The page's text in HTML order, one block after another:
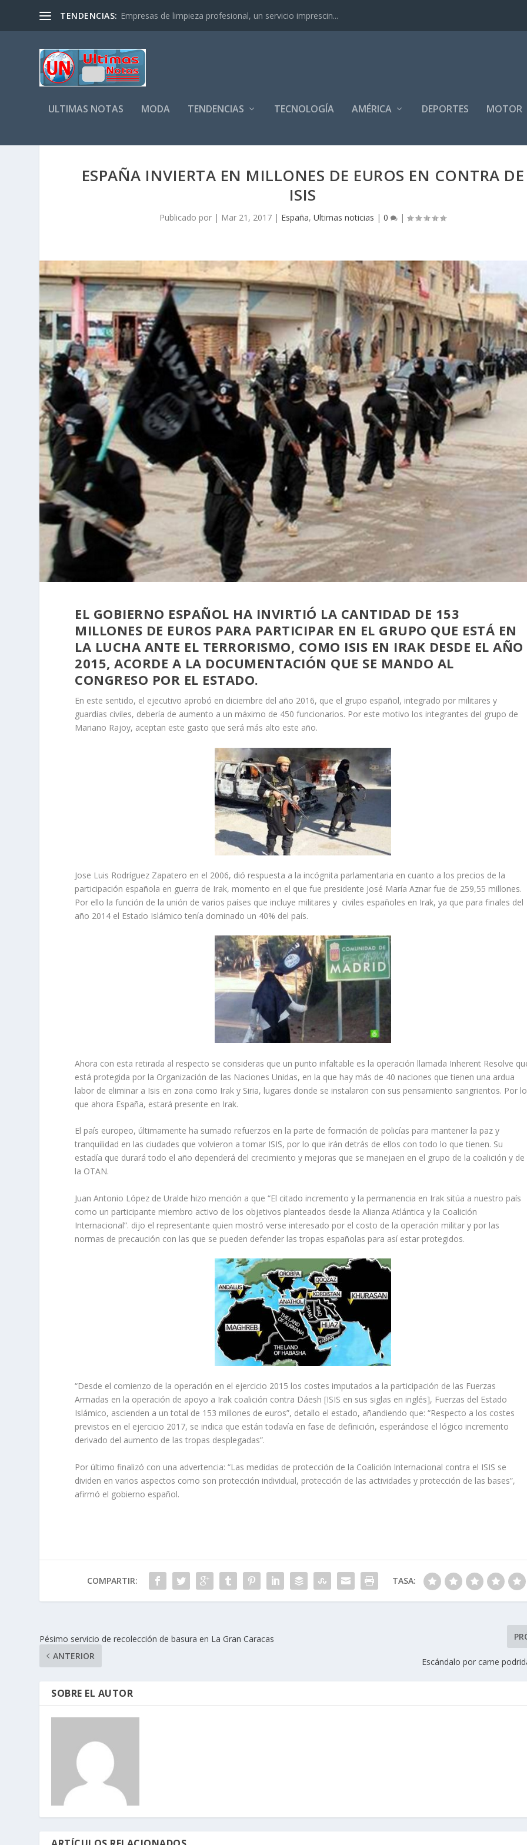
TENDENCIAS: Empresas de limpieza profesional, un servicio imprescin...
ULTIMAS NOTAS MODA TENDENCIAS TECNOLOGÍA AMÉRICA DEPORTES MOTOR
ESPAÑA INVIERTA EN MILLONES DE EUROS EN CONTRA DE
ISIS
Publicado por | Mar 21, 2017 | España,Ultimas noticias |0 |
EL GOBIERNO ESPAÑOL HA INVIRTIÓ LA CANTIDAD DE 153
MILLONES DE EUROS PARA PARTICIPAR EN EL GRUPO QUE ESTÁ EN
LA LUCHA ANTE EL TERRORISMO, COMO ISIS EN IRAK DESDE EL AÑO
2015, ACORDE A LA DOCUMENTACIÓN QUE SE MANDO AL
CONGRESO POR EL ESTADO.
En este sentido, el ejecutivo aprobó en diciembre del año 2016, que el grupo español, integrado por militares y
guardias civiles, debería de aumento a un máximo de 450 funcionarios. Por este motivo los integrantes del grupo de
Mariano Rajoy, aceptan este gasto que será más alto este año.
Jose Luis Rodríguez Zapatero en el 2006, dió respuesta a la incógnita parlamentaria en cuanto a los precios de la
participación española en guerra de Irak, momento en el que fue presidente José María Aznar fue de 259,55 millones.
Por ello la función de la unión de varios países que incluye militares y civiles españoles en Irak, ya que para finales del
año 2014 el Estado Islámico tenía dominado un 40% del país.
Ahora con esta retirada al respecto se consideras que un punto infaltable es la operación llamada Inherent Resolve
está protegida por la Organización de las Naciones Unidas, en la que hay más de 40 naciones que tienen una ardua
labor de eliminar a Isis en zona como Irak y Siria, lugares donde se instalaron con sus pensamiento sangrientos. Por lo
que ahora España, estará presente en Irak.
El país europeo, últimamente ha sumado refuerzos en la parte de formación de policías para mantener la paz y
tranquilidad en las ciudades que volvieron a tomar ISIS, por lo que irán detrás de ellos con todo lo que tienen. Su
estadía que durará todo el año dependerá del crecimiento y mejoras que se manejaen en el grupo de la coalición y de
la OTAN.
Juan Antonio López de Uralde hizo mención a que “El citado incremento y la permanencia en Irak sitúa a nuestro país
como un participante miembro activo de los objetivos planteados desde la Alianza Atlántica y la Coalición
Internacional”. dijo el representante quien mostró verse interesado por el costo de la operación militar y por las
normas de precaución con las que se pueden defender las tropas españolas para así estar protegidos.
“Desde el comienzo de la operación en el ejercicio 2015 los costes imputados a la participación de las Fuerzas
Armadas en la operación de apoyo a Irak coalición contra Dáesh [ISIS en sus siglas en inglés], Fuerzas del Estado
Islámico, ascienden a un total de 153 millones de euros”, detallo el estado, añandiendo que: “Respecto a los costes
previstos en el ejercicio 2017, se indica que están todavía en fase de definición, esperándose el lógico incremento
derivado del aumento de las tropas desplegadas”.
Por último finalizó con una advertencia: “Las medidas de protección de la Coalición Internacional contra el ISIS se
dividen en varios aspectos como son protección individual, protección de las actividades y protección de las bases”,
afirmó el gobierno español.
COMPARTIR: TASA:
Pésimo servicio de recolección de basura en La Gran Caracas
ANTERIOR
Escándalo por carne
SOBRE EL AUTOR